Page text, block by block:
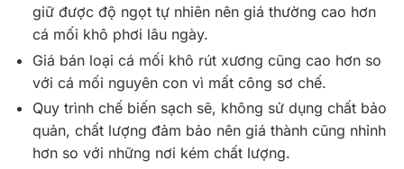
giữ được độ ngọt tự nhiên nên giá thường cao hơn
cá mối khô phơi lâu ngày.
Giá bán loại cá mối khô rút xương cũng cao hơn so
với cá mối nguyên con vì mất công sơ chế.
Quy trình chế biến sạch sẽ, không sử dụng chất bảo
quản, chất lượng đảm bảo nên giá thành cũng nhỉnh
hơn so với những nơi kém chất lượng.